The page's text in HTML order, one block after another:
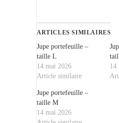
ARTICLES SIMILAIRES
Jupe portefeuille –
taille L
14 mai 2026
Article similaire
14
Jupe portefeuille –
taille M
14 mai 2026